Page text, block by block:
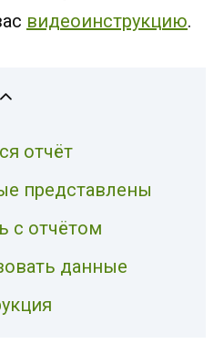
видеоинструкцию.
отчёт
представлены
с отчётом
данные